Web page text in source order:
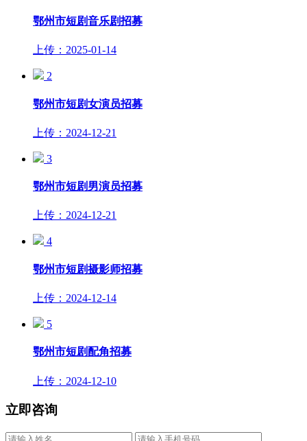
鄂州市短剧音乐剧招募
上传：2025-01-14
2
鄂州市短剧女演员招募
上传：2024-12-21
3
鄂州市短剧男演员招募
上传：2024-12-21
4
鄂州市短剧摄影师招募
上传：2024-12-14
5
鄂州市短剧配角招募
上传：2024-12-10
立即咨询